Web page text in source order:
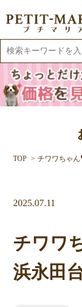
TOP チワワちゃん
2025.07.11
チワワ
浜永田